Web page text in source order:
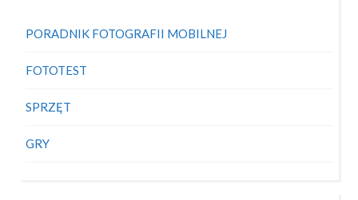
PORADNIK FOTOGRAFII MOBILNEJ
FOTOTEST
SPRZĘT
GRY